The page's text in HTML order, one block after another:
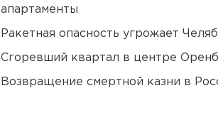
апартаменты
Ракетная опасность угрожает
Сгоревший квартал в центре
Возвращение смертной казни в